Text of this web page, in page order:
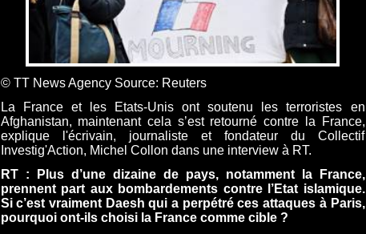
© TT News Agency Source: Reuters
La France et les Etats-Unis ont soutenu les terroristes en
Afghanistan, maintenant cela s’est retourné contre la France,
explique l'écrivain, journaliste et fondateur du Collectif
Investig'Action, Michel Collon dans une interview à RT.
RT : Plus d’une dizaine de pays, notamment la France,
prennent part aux bombardements contre l’Etat islamique.
Si c’est vraiment Daesh qui a perpétré ces attaques à Paris,
pourquoi ont-ils choisi la France comme cible ?